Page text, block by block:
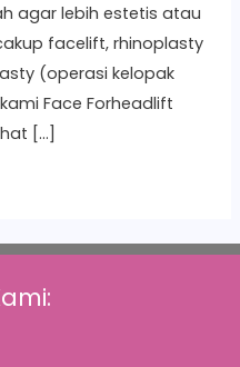
agar lebih estetis atau
facelift, rhinoplasty
(operasi kelopak
Face Forheadlift
[…]